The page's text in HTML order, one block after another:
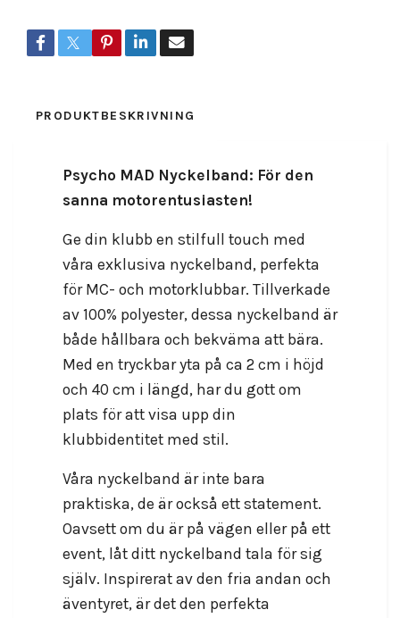
PRODUKTBESKRIVNING
Psycho MAD Nyckelband: För den
sanna motorentusiasten!
Ge din klubb en stilfull touch med
våra exklusiva nyckelband, perfekta
för MC- och motorklubbar. Tillverkade
av 100% polyester, dessa nyckelband är
både hållbara och bekväma att bära.
Med en tryckbar yta på ca 2 cm i höjd
och 40 cm i längd, har du gott om
plats för att visa upp din
klubbidentitet med stil.
Våra nyckelband är inte bara
praktiska, de är också ett statement.
Oavsett om du är på vägen eller på ett
event, låt ditt nyckelband tala för sig
själv. Inspirerat av den fria andan och
äventyret, är det den perfekta